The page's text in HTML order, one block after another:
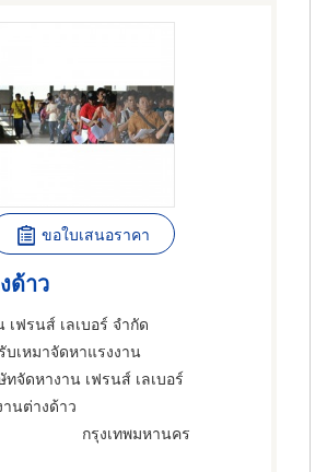
ขอใบเสนอราคา
ด้าว
ฟรนส์ เลเบอร์ จำกัด
บเหมาจัดหาแรงงาน
ทจัดหางาน เฟรนส์ เลเบอร์
านต่างด้าว
กรุงเทพมหานคร